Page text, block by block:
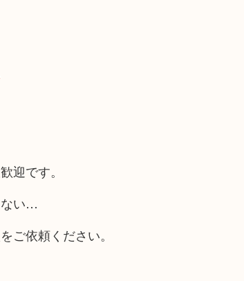
迎です。
ない…
ご依頼ください。